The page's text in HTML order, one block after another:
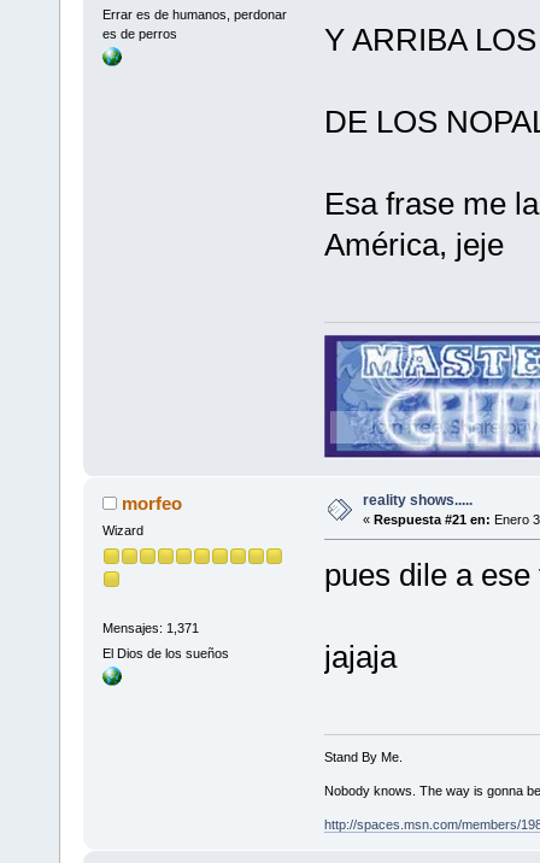
Errar es de humanos, perdonar
es de perros
Y ARRIBA
DE LOS
Esa frase me
América, jeje
morfeo
Wizard
Mensajes: 1,371
El Dios de los sueños
reality shows.....
« Respuesta #21 en: Enero
pues dile a
jajaja
Stand By Me.
Nobody knows. The way is gonna
http://spaces.msn.com/members/